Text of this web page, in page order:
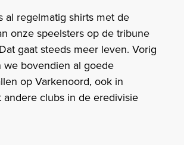
al regelmatig shirts met de
onze speelsters op de tribune
gaat steeds meer leven. Vorig
we bovendien al goede
op Varkenoord, ook in
clubs in de eredivisie